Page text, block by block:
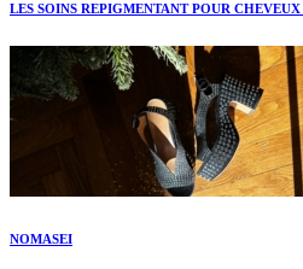
LES SOINS REPIGMENTANT POUR
NOMASEI